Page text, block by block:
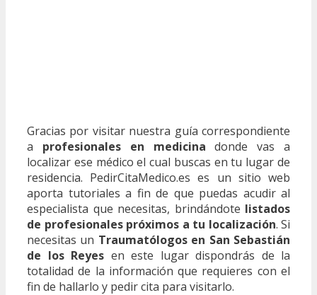
Gracias por visitar nuestra guía correspondiente
a profesionales en medicina donde vas a
localizar ese médico el cual buscas en tu lugar de
residencia. PedirCitaMedico.es es un sitio web
aporta tutoriales a fin de que puedas acudir al
especialista que necesitas, brindándote listados
de profesionales próximos a tu localización. Si
necesitas un Traumatólogos en San Sebastián
de los Reyes en este lugar dispondrás de la
totalidad de la información que requieres con el
fin de hallarlo y pedir cita para visitarlo.